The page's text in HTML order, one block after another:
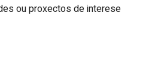
ou proxectos de interese